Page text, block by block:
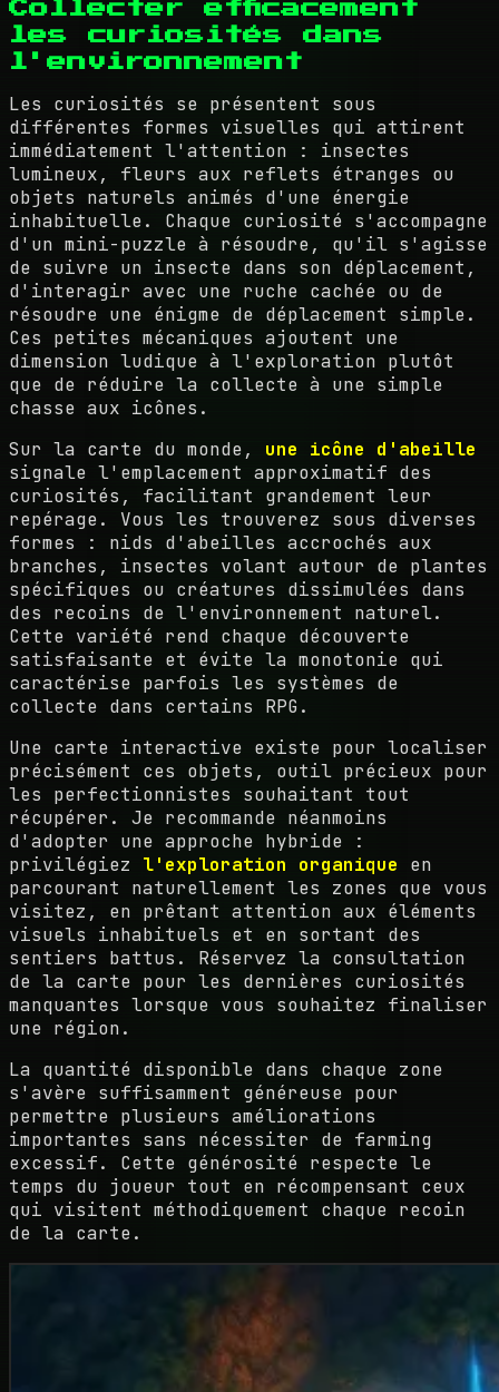
Collecter efficacement
les curiosités dans
l'environnement
Les curiosités se présentent sous
différentes formes visuelles qui attirent
immédiatement l'attention : insectes
lumineux, fleurs aux reflets étranges ou
objets naturels animés d'une énergie
inhabituelle. Chaque curiosité s'accompagne
d'un mini-puzzle à résoudre, qu'il s'agisse
de suivre un insecte dans son déplacement,
d'interagir avec une ruche cachée ou de
résoudre une énigme de déplacement simple.
Ces petites mécaniques ajoutent une
dimension ludique à l'exploration plutôt
que de réduire la collecte à une simple
chasse aux icônes.
Sur la carte du monde, une icône d'abeille
signale l'emplacement approximatif des
curiosités, facilitant grandement leur
repérage. Vous les trouverez sous diverses
formes : nids d'abeilles accrochés aux
branches, insectes volant autour de plantes
spécifiques ou créatures dissimulées dans
des recoins de l'environnement naturel.
Cette variété rend chaque découverte
satisfaisante et évite la monotonie qui
caractérise parfois les systèmes de
collecte dans certains RPG.
Une carte interactive existe pour localiser
précisément ces objets, outil précieux pour
les perfectionnistes souhaitant tout
récupérer. Je recommande néanmoins
d'adopter une approche hybride :
privilégiez l'exploration organique en
parcourant naturellement les zones que vous
visitez, en prêtant attention aux éléments
visuels inhabituels et en sortant des
sentiers battus. Réservez la consultation
de la carte pour les dernières curiosités
manquantes lorsque vous souhaitez finaliser
une région.
La quantité disponible dans chaque zone
s'avère suffisamment généreuse pour
permettre plusieurs améliorations
importantes sans nécessiter de farming
excessif. Cette générosité respecte le
temps du joueur tout en récompensant ceux
qui visitent méthodiquement chaque recoin
de la carte.